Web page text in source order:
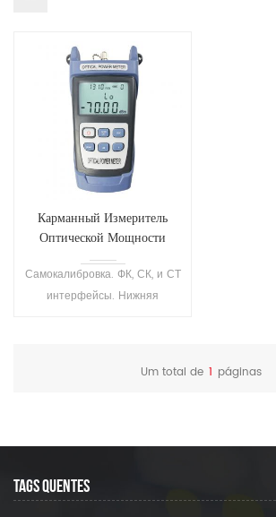
Карманный Измеритель
Оптической Мощности
С300
Самокалибровка. ФК, СК, и СТ
интерфейсы. Нижняя
Um total de 1 páginas
TAGS QUENTES